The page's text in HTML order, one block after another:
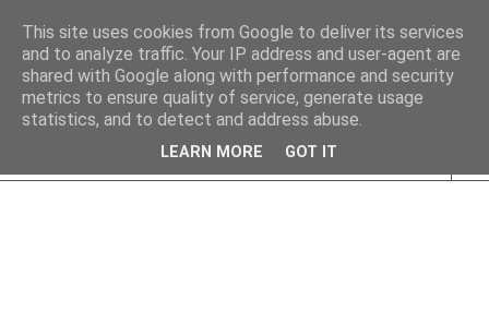
This site uses cookies from Google to deliver its services
and to analyze traffic. Your IP address and user-agent are
shared with Google along with performance and security
metrics to ensure quality of service, generate usage
statistics, and to detect and address abuse.
LEARN MORE GOT IT